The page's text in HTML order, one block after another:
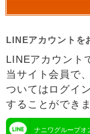
LINEアカウントを
LINEアカウント
当サイト会員で
ついてはログイ
することができま
ナニワグループオ